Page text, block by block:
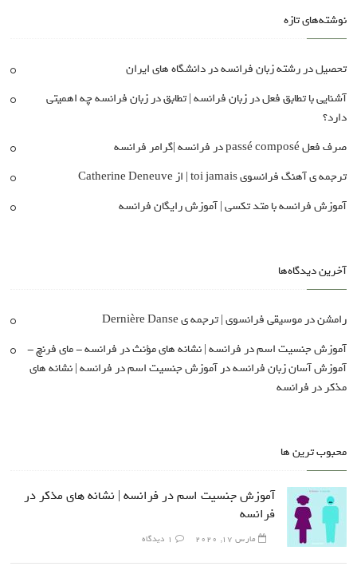
نوشته‌های تازه
تحصیل در رشته زبان فرانسه در دانشگاه های ایران
آشنایی با تطابق فعل در زبان فرانسه | تطابق در زبان فرانسه چه اهمیتی
دارد؟
صرف فعل passé composé در فرانسه |گرامر فرانسه
ترجمه ی آهنگ فرانسوی toi jamais | از Catherine Deneuve
آموزش فرانسه با متد تکسی | آموزش رایگان فرانسه
آخرین دیدگاه‌ها
رامشندرموسیقی فرانسوی | ترجمه ی Dernière Danse
آموزش جنسیت اسم در فرانسه | نشانه های مؤنث در فرانسه - مای فرنچ -
آموزش آسان زبان فرانسهدرآموزش جنسیت اسم در فرانسه | نشانه های
مذکر در فرانسه
محبوب ترین ها
آموزش جنسیت اسم در فرانسه | نشانه های مذکر در
فرانسه
مارس 17, 2020 1 دیدگاه